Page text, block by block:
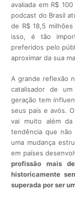
avaliada em R$
podcast do Brasil
de R$ 18,5
isso, é tão
preferidos pelo
aproximar da sua
A grande reflexão
catalisador de
geração tem
seus pais e avós.
vai muito além
tendência que não
uma mudança
em países
profissão mais
historicamente
superada por ser